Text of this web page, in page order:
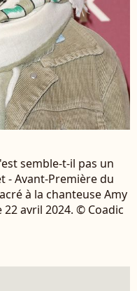
semble-t-il pas un
- Avant-Première du
à la chanteuse Amy
avril 2024. © Coadic